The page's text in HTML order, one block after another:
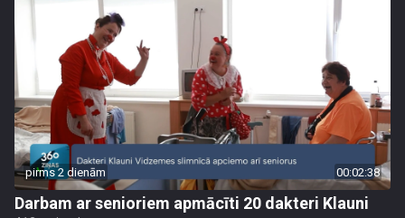
pirms 2 dienām 00:02:38
Darbam ar senioriem apmācīti 20 dakteri Klauni